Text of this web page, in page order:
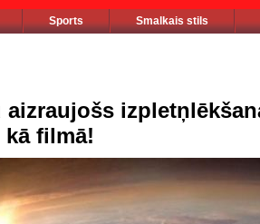
Sports Smalkais stils
aizraujošs
filmā!